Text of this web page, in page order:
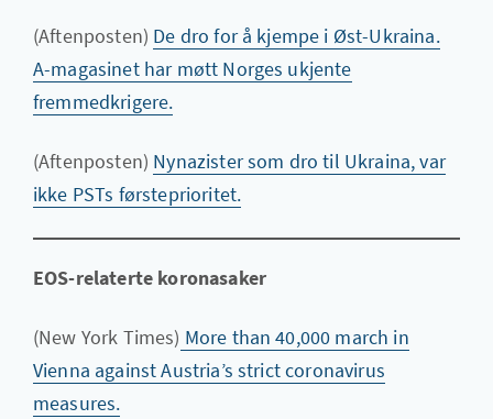
(Aftenposten) De dro for å kjempe i Øst-Ukraina.
A-magasinet har møtt Norges ukjente
fremmedkrigere.
(Aftenposten) Nynazister som dro til Ukraina, var
ikke PSTs førsteprioritet.
EOS-relaterte koronasaker
(New York Times) More than 40,000 march in
Vienna against Austria’s strict coronavirus
measures.